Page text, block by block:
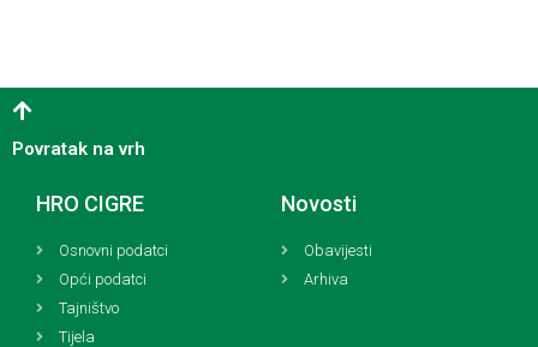
Povratak na vrh
HRO CIGRE
Osnovni podatci
Opći podatci
Tajništvo
Tijela
Novosti
Obavijesti
Arhiva